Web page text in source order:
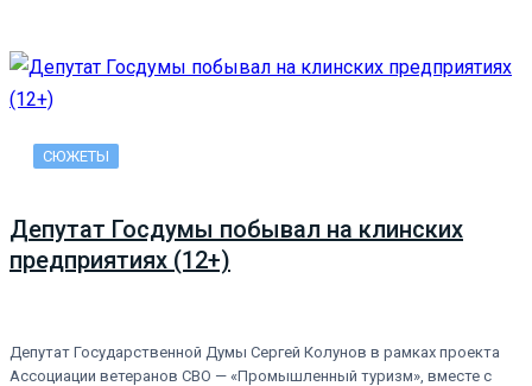
СЮЖЕТЫ
Депутат Госдумы побывал на клинских
предприятиях (12+)
Депутат Государственной Думы Сергей Колунов в рамках проекта
Ассоциации ветеранов СВО — «Промышленный туризм», вместе с